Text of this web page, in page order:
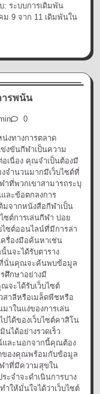
: ระบบการเดิมพัน
ม 9 จาก 11 เดิมพันใน
รพนัน
0
งทางการตลาด
งขันกีฬาเป็นความ
อเนื่อง คุณจำเป็นต้องมี
จำนวนมากมีเว็บไซต์ที่
ที่พวกเขาสามารถระบุ
ละข้อตกลงการ
มจากหนังสือกีฬาเป็น
ต์การเล่นกีฬา บ่อย
ซต์ออนไลน์ที่มีการล่า
ครื่องมือค้นหาเช่น
นจะได้รับตาราง
ที่นั่นคุณจะค้นพบข้อมูล
ศึกษาอย่างมี
จะได้รับเว็บไซต์
สาลีหรือเมล็ดพืชหรือ
าในแง่ของการเล่น
ปได้ของเว็บไซต์คาสิโน
ได้อย่างรวดเร็ว
และนอกจากนี้คุณต้อง
ของคุณพร้อมกับข้อมูล
าที่มีความสุขใน
ะจำจะดำเนินการบาง
ำให้มั่นใจได้ว่าเว็บไซต์